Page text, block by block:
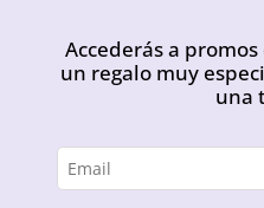
Accederás a
un regalo muy
una